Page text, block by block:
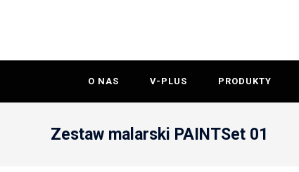
O NAS V-PLUS PRODUKTY
Zestaw malarski PAINTSet 01